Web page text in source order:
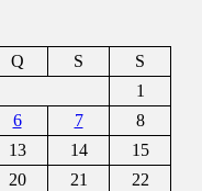
Q S
S
1
6 7
8
13 14
15
20 21
22